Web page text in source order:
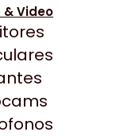
& Video
Point